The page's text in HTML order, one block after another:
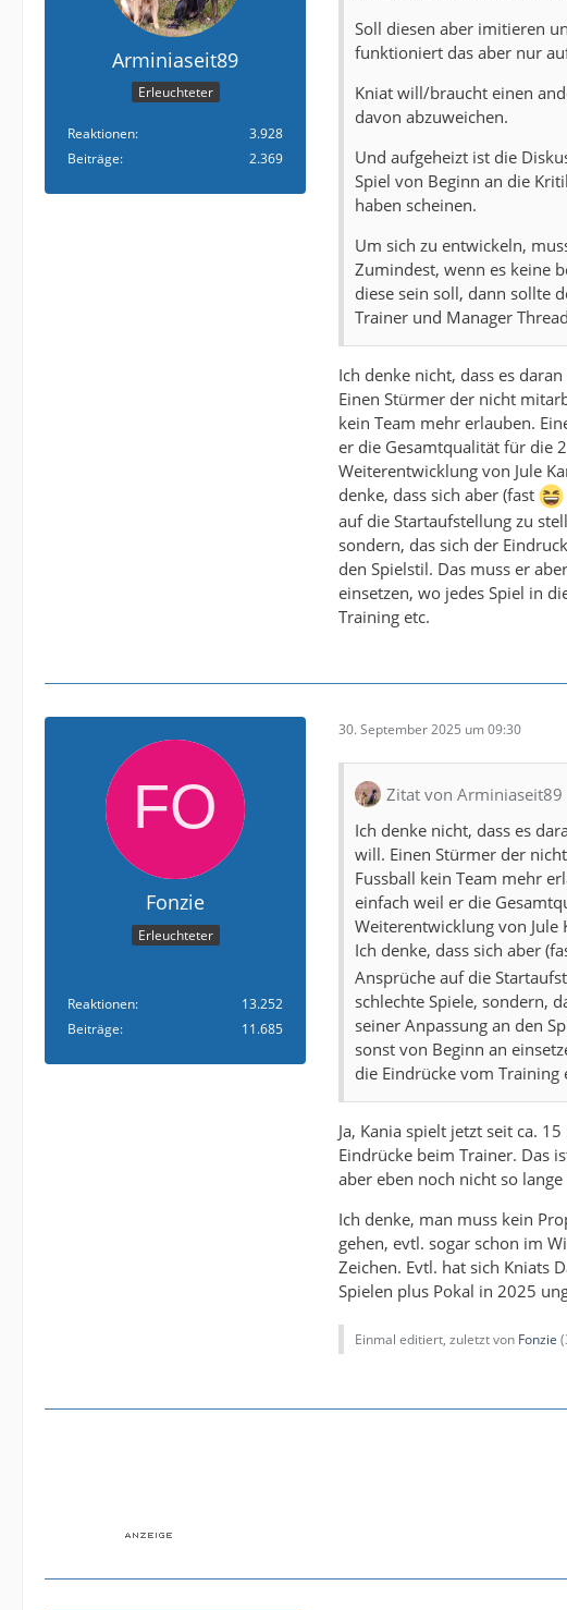
Arminiaseit89
Erleuchteter
Reaktionen
3.928
Beiträge
2.369
Soll diesen aber imitieren
funktioniert das aber nur
Kniat will/braucht einen
davon abzuweichen.
Und aufgeheizt ist die
Spiel von Beginn an die
haben scheinen.
Um sich zu entwickeln,
Zumindest, wenn es keine
diese sein soll, dann sollte
Trainer und Manager
Ich denke nicht, dass es
Einen Stürmer der nicht
kein Team mehr erlauben.
er die Gesamtqualität für die
Weiterentwicklung von Jule
denke, dass sich aber (fast
auf die Startaufstellung zu
sondern, das sich der
den Spielstil. Das muss er
einsetzen, wo jedes Spiel in
Training etc.
Fonzie
Erleuchteter
Reaktionen
13.252
Beiträge
11.685
30. September 2025 um 09:30
Zitat von Arminiaseit89
Ich denke nicht, dass es
will. Einen Stürmer der
Fussball kein Team mehr
einfach weil er die
Weiterentwicklung von Jule
Ich denke, dass sich aber
Ansprüche auf die
schlechte Spiele, sondern,
seiner Anpassung an den
sonst von Beginn an
die Eindrücke vom Training
Ja, Kania spielt jetzt seit ca.
Eindrücke beim Trainer. Das
aber eben noch nicht so lange
Ich denke, man muss kein
gehen, evtl. sogar schon im
Zeichen. Evtl. hat sich Kniats
Spielen plus Pokal in 2025
Einmal editiert, zuletzt von Fonzie (